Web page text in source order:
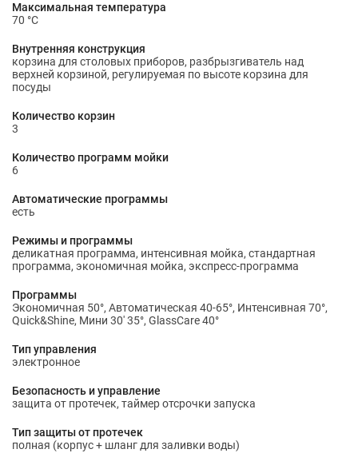
Максимальная температура
70 °С
Внутренняя конструкция
корзина для столовых приборов, разбрызгиватель над
верхней корзиной, регулируемая по высоте корзина для
посуды
Количество корзин
3
Количество программ мойки
6
Автоматические программы
есть
Режимы и программы
деликатная программа, интенсивная мойка, стандартная
программа, экономичная мойка, экспресс-программа
Программы
Экономичная 50°, Автоматическая 40-65°, Интенсивная 70°,
Quick&Shine, Мини 30' 35°, GlassCare 40°
Тип управления
электронное
Безопасность и управление
защита от протечек, таймер отсрочки запуска
Тип защиты от протечек
полная (корпус + шланг для заливки воды)